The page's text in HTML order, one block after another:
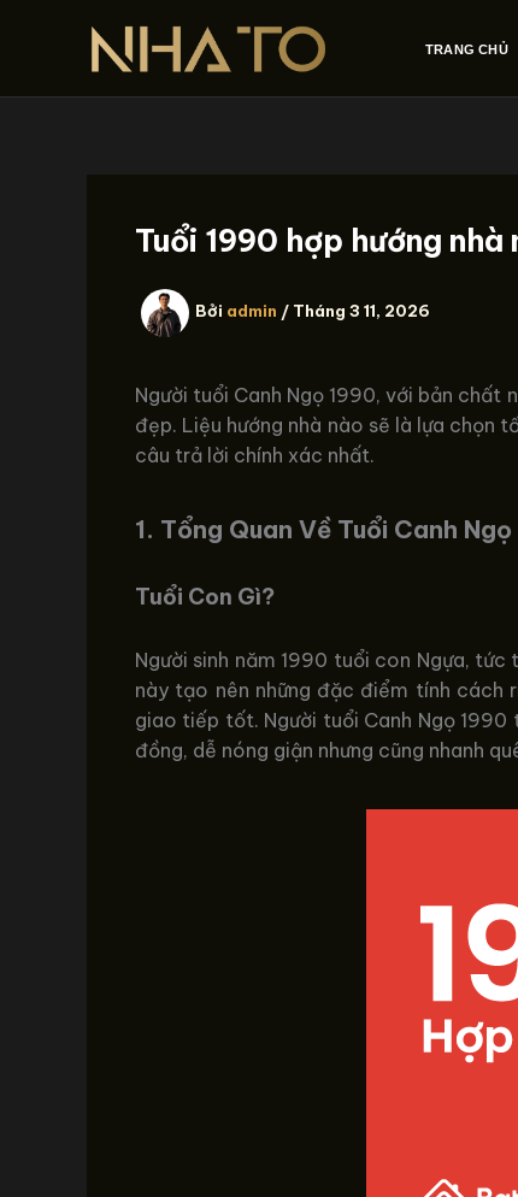
dung
TRANG CHỦ
Tuổi 1990 hợp hướng
Bởi admin / Tháng 3 11, 2026
Người tuổi Canh Ngọ 1990, với bản
đẹp. Liệu hướng nhà nào sẽ là lựa
câu trả lời chính xác nhất.
1. Tổng Quan Về Tuổi Canh Ngọ
Tuổi Con Gì?
Người sinh năm 1990 tuổi con Ngựa, tức
này tạo nên những đặc điểm tính cách
giao tiếp tốt. Người tuổi Canh Ngọ
đồng, dễ nóng giận nhưng cũng nhanh